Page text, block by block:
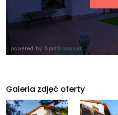
Galeria zdjęć oferty